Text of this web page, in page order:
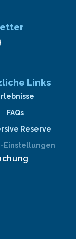
Links
FAQs
Reserve
Einstellungen